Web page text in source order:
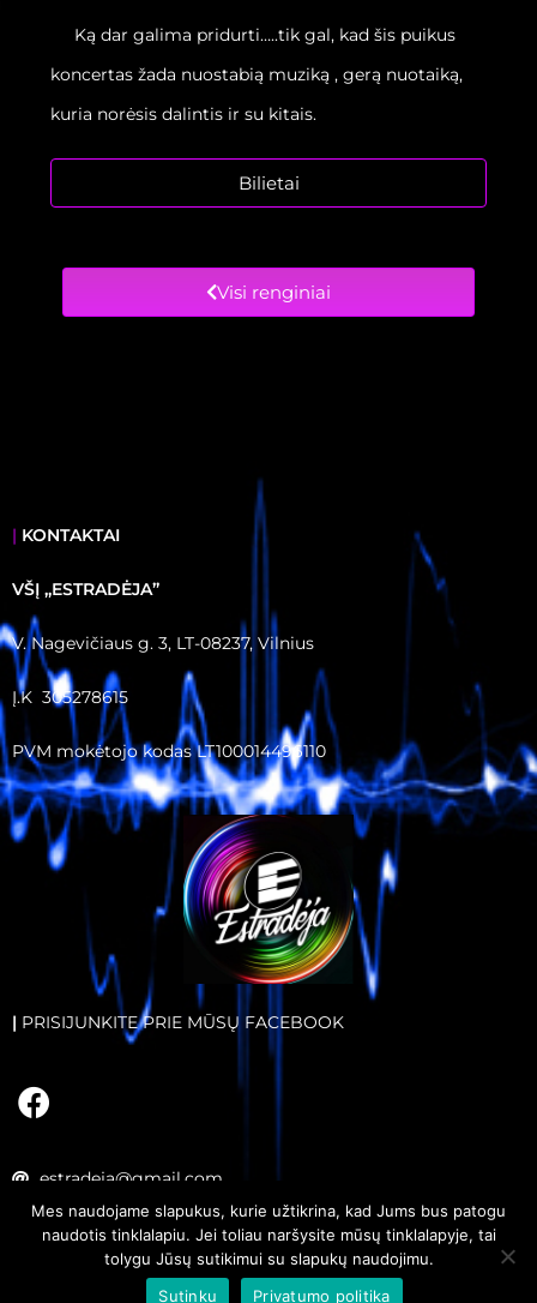
Ką dar galima pridurti…..tik gal, kad šis puikus
koncertas žada nuostabią muziką , gerą nuotaiką,
kuria norėsis dalintis ir su kitais.
Bilietai
Visi renginiai
| KONTAKTAI
VŠĮ ,,ESTRADĖJA”
V. Nagevičiaus g. 3, LT-08237, Vilnius
Į.K 305278615
PVM mokėtojo kodas LT100014496110
| PRISIJUNKITE PRIE MŪSŲ FACEBOOK
estradeja@gmail.com
+37067586528
Copyright 2020 © Všį Estradėja. Powered by Getspace
Mes naudojame slapukus, kurie užtikrina, kad Jums bus patogu
naudotis tinklalapiu. Jei toliau naršysite mūsų tinklalapyje, tai
tolygu Jūsų sutikimui su slapukų naudojimu.
Sutinku
Privatumo politika